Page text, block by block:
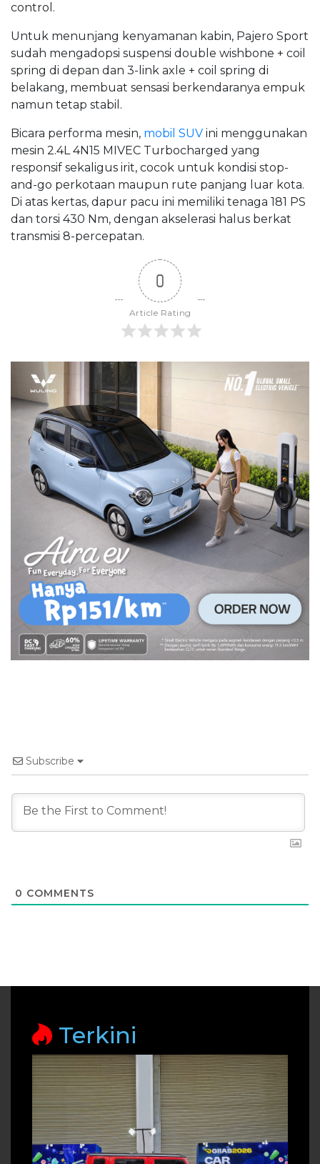
control.
Untuk menunjang kenyamanan kabin, Pajero Sport
sudah mengadopsi suspensi double wishbone + coil
spring di depan dan 3-link axle + coil spring di
belakang, membuat sensasi berkendaranya empuk
namun tetap stabil.
Bicara performa mesin, mobil SUV ini menggunakan
mesin 2.4L 4N15 MIVEC Turbocharged yang
responsif sekaligus irit, cocok untuk kondisi stop-
and-go perkotaan maupun rute panjang luar kota.
Di atas kertas, dapur pacu ini memiliki tenaga 181 PS
dan torsi 430 Nm, dengan akselerasi halus berkat
transmisi 8-percepatan.
0
Article Rating
Subscribe
0 COMMENTS
Terkini